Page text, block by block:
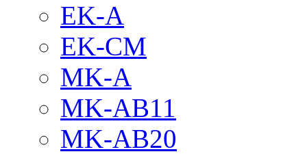
EK-A
EK-CM
MK-A
MK-AB11
MK-AB20